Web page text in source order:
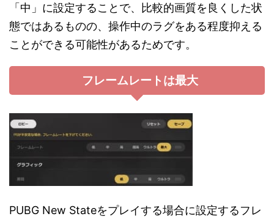
「中」に設定することで、比較的画質を良くした状
態ではあるものの、操作中のラグをある程度抑える
ことができる可能性があるためです。
フレームレートは最大
PUBG New Stateをプレイする場合に設定するフレ